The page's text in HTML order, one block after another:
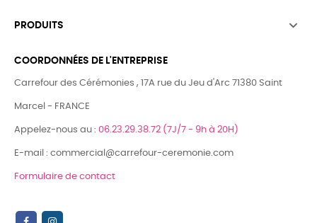
PRODUITS 
COORDONNÉES DE L'ENTREPRISE
Carrefour des Cérémonies , 17A rue du Jeu d'Arc 71380 Saint
Marcel - FRANCE
Appelez-nous au : 06.23.29.38.72 (7J/7 - 9h à 20H)
E-mail : commercial@carrefour-ceremonie.com
Formulaire de contact